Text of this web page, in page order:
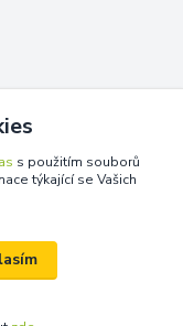
s použitím souborů
týkající se Vašich